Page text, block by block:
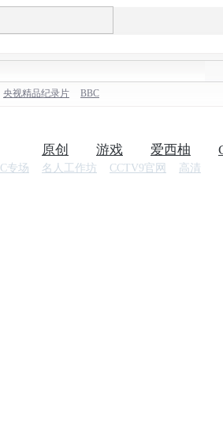
央视精品纪录片 BBC
专场 名人工作坊 CCTV9官网 高清
原创 游戏 爱西柚